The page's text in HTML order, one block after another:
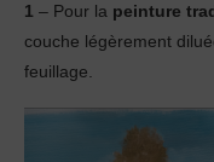
1 – Pour la peinture
couche légèrement
feuillage.